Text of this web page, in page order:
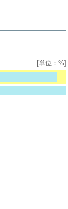
[単位：%]